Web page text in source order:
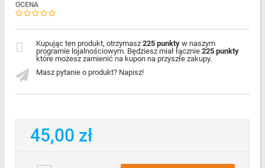
OCENA
Masz pytanie o produkt? Napisz!
Kupując ten produkt, otrzymasz 225 punkty w naszym
programie lojalnościowym. Będziesz miał łącznie 225 punkty
które możesz zamienić na kupon na przyszłe zakupy.
45,00 zł